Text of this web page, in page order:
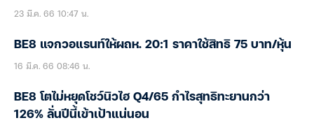
23 มี.ค. 66 10:47 น.
BE8 แจกวอแรนท์ให้ผถห. 20:1 ราคาใช้สิทธิ 75 บาท/หุ้น
16 มี.ค. 66 08:46 น.
BE8 โตไม่หยุดโชว์นิวไฮ Q4/65 กำไรสุทธิทะยานกว่า
126% ลั่นปีนี้เข้าเป้าแน่นอน